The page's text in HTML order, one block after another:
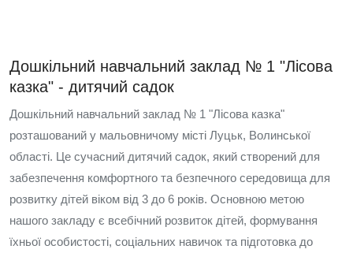
Дошкільний навчальний заклад № 1 "Лісова
казка" - дитячий садок
Дошкільний навчальний заклад № 1 "Лісова казка"
розташований у мальовничому місті Луцьк, Волинської
області. Це сучасний дитячий садок, який створений для
забезпечення комфортного та безпечного середовища для
розвитку дітей віком від 3 до 6 років. Основною метою
нашого закладу є всебічний розвиток дітей, формування
їхньої особистості, соціальних навичок та підготовка до